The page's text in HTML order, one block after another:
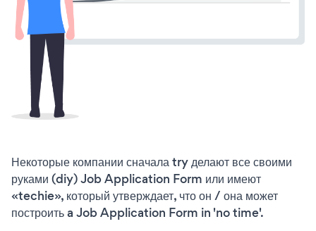
Некоторые компании сначала try делают все своими
руками (diy) Job Application Form или имеют
«techie», который утверждает, что он / она может
построить a Job Application Form in 'no time'.